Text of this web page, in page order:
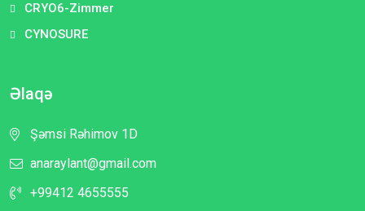
CRYO6-Zimmer
CYNOSURE
Əlaqə
Şəmsi Rəhimov 1D
anaraylant@gmail.com
+99412 4655555